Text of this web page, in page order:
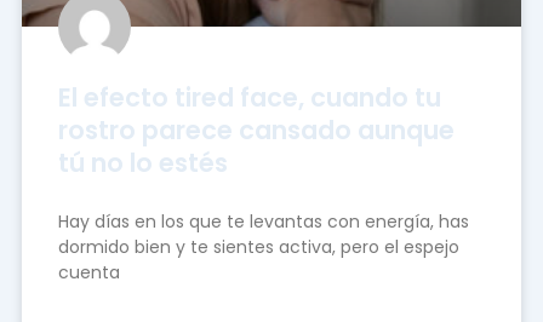
El efecto tired face, cuando tu
rostro parece cansado aunque
tú no lo estés
Hay días en los que te levantas con energía, has
dormido bien y te sientes activa, pero el espejo
cuenta